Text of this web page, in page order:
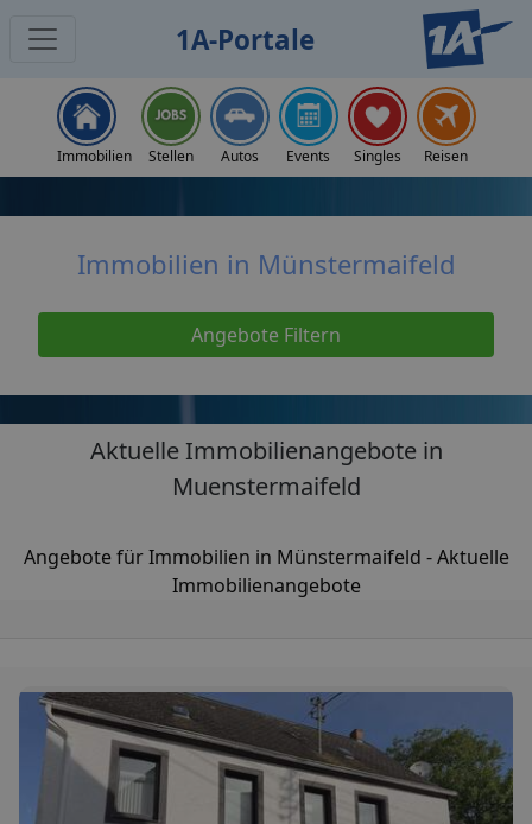
1A-Portale
Immobilien Stellen Autos Events Singles Reisen
Immobilien in Münstermaifeld
Angebote Filtern
Aktuelle Immobilienangebote in
Muenstermaifeld
Angebote für Immobilien in Münstermaifeld - Aktuelle
Immobilienangebote